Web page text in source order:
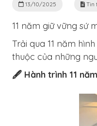
13/10/2025 Tin
11 năm giữ vững sứ
Trải qua 11 năm
thuộc của những
🖋️ Hành trình 11